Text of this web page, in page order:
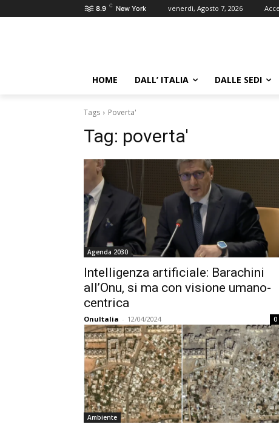
8.9 C New York venerdì, Agosto 7, 2026
HOME DALL’ ITALIA DALLE SEDI
Tags Poverta'
Tag: poverta'
Agenda 2030
Intelligenza artificiale: Barachini
all’Onu, si ma con visione umano-
centrica
OnuItalia - 12/04/2024 0
Ambiente